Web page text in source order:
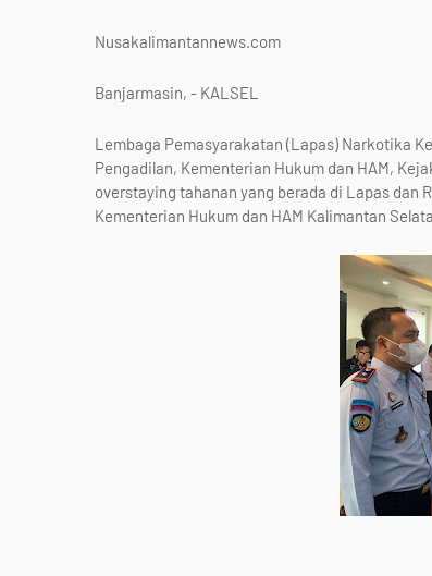
Nusakalimantannews.com
Banjarmasin, - KALSEL
Lembaga Pemasyarakatan (Lapas) Narkotika
Pengadilan, Kementerian Hukum dan HAM,
overstaying tahanan yang berada di Lapas dan
Kementerian Hukum dan HAM Kalimantan